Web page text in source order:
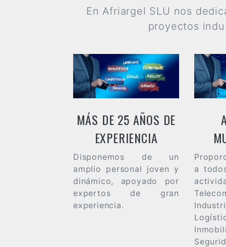
En Afriargel SLU nos
proyectos
MÁS DE 25 AÑOS DE
EXPERIENCIA
Disponemos de un
amplio personal joven y
dinámico, apoyado por
expertos de gran
experiencia.
a